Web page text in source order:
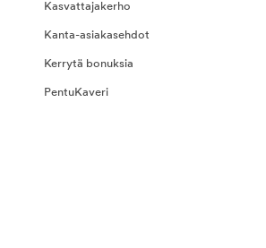
Kasvattajakerho
Kanta-asiakasehdot
Kerrytä bonuksia
PentuKaveri